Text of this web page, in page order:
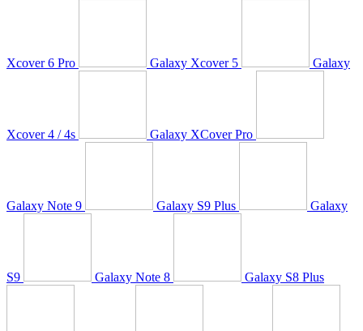
Xcover 6 Pro Galaxy Xcover 5 Galaxy
Xcover 4 / 4s Galaxy XCover Pro
Galaxy Note 9 Galaxy S9 Plus Galaxy
S9 Galaxy Note 8 Galaxy S8 Plus